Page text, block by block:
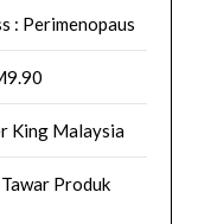
: Perimenopaus
King Malaysia
Produk